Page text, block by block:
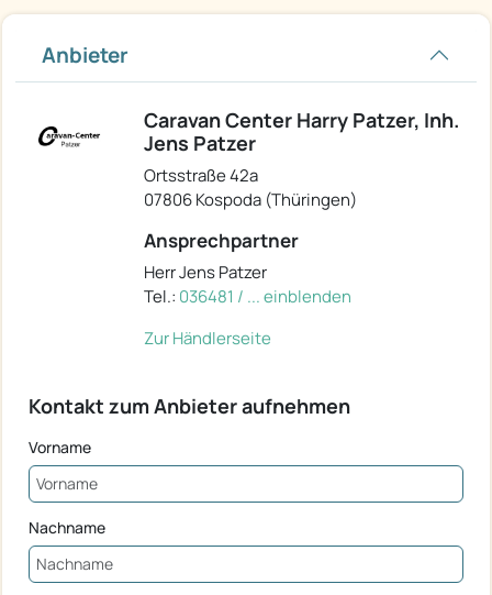
Anbieter
Caravan Center Harry Patzer, Inh.
Jens Patzer
Ortsstraße 42a
07806 Kospoda (Thüringen)
Ansprechpartner
Herr Jens Patzer
Tel.: 036481 / ... einblenden
Zur Händlerseite
Kontakt zum Anbieter aufnehmen
Vorname
Nachname